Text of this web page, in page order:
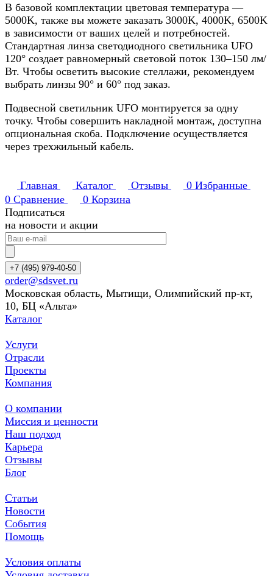
В базовой комплектации цветовая температура —
5000K, также вы можете заказать 3000K, 4000K, 6500K
в зависимости от ваших целей и потребностей.
Стандартная линза светодиодного светильника UFO
120° создает равномерный световой поток 130–150 лм/
Вт. Чтобы осветить высокие стеллажи, рекомендуем
выбрать линзы 90° и 60° под заказ.
Подвесной светильник UFO монтируется за одну
точку. Чтобы совершить накладной монтаж, доступна
опциональная скоба. Подключение осуществляется
через трехжильный кабель.
Главная Каталог Отзывы 0 Избранные
0 Сравнение 0 Корзина
Подписаться
на новости и акции
+7 (495) 979-40-50
order@sdsvet.ru
Московская область, Мытищи, Олимпийский пр-кт,
10, БЦ «Альта»
Каталог
Услуги
Отрасли
Проекты
Компания
О компании
Миссия и ценности
Наш подход
Карьера
Отзывы
Блог
Статьи
Новости
События
Помощь
Условия оплаты